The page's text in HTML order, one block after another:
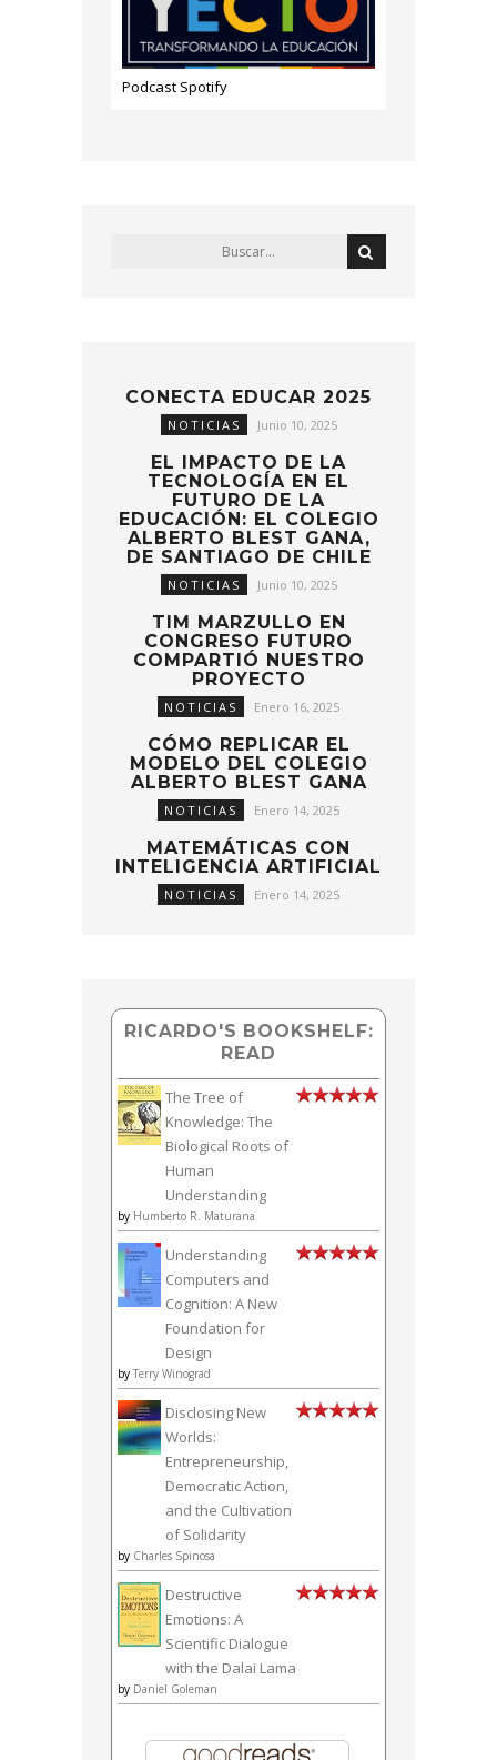
Podcast Spotify
CONECTA EDUCAR 2025
NOTICIAS Junio 10, 2025
EL IMPACTO DE LA
TECNOLOGÍA EN EL
FUTURO DE LA
EDUCACIÓN: EL COLEGIO
ALBERTO BLEST GANA,
DE SANTIAGO DE CHILE
NOTICIAS Junio 10, 2025
TIM MARZULLO EN
CONGRESO FUTURO
COMPARTIÓ NUESTRO
PROYECTO
NOTICIAS Enero 16, 2025
CÓMO REPLICAR EL
MODELO DEL COLEGIO
ALBERTO BLEST GANA
NOTICIAS Enero 14, 2025
MATEMÁTICAS CON
INTELIGENCIA ARTIFICIAL
NOTICIAS Enero 14, 2025
RICARDO'S BOOKSHELF:
READ
The Tree of
Knowledge: The
Biological Roots of
Human
Understanding
by Humberto R. Maturana
Understanding
Computers and
Cognition: A New
Foundation for
Design
by Terry Winograd
Disclosing New
Worlds:
Entrepreneurship,
Democratic Action,
and the Cultivation
of Solidarity
by Charles Spinosa
Destructive
Emotions: A
Scientific Dialogue
with the Dalai Lama
by Daniel Goleman